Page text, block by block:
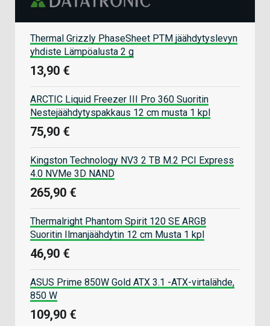
Thermal Grizzly PhaseSheet PTM jäähdytyslevyn
yhdiste Lämpöalusta 2 g
13,90 €
ARCTIC Liquid Freezer III Pro 360 Suoritin
Nestejäähdytyspakkaus 12 cm musta 1 kpl
75,90 €
Kingston Technology NV3 2 TB M.2 PCI Express
4.0 NVMe 3D NAND
265,90 €
Thermalright Phantom Spirit 120 SE ARGB
Suoritin Ilmanjäähdytin 12 cm Musta 1 kpl
46,90 €
ASUS Prime 850W Gold ATX 3.1 -ATX-virtalähde,
850 W
109,90 €